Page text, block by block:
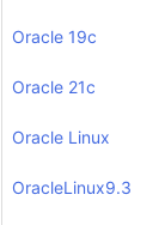
Oracle 19c
Oracle 21c
Oracle Linux
OracleLinux9.3